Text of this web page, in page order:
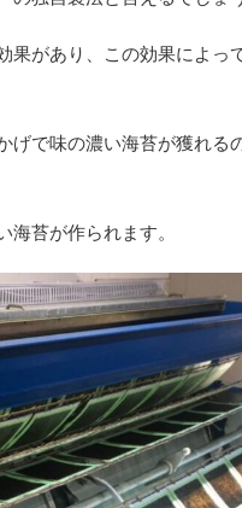
果があり、この効果によっ
げで味の濃い海苔が獲れる
苔が作られます。